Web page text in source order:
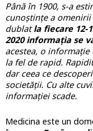
Până în 1900, s-a
cunoștințe a omenirii
dublatla fiecare 12-
2020 informația se
acestea, o
la fel de rapid.
dar ceea ce
societății. Cu alte
informației scade.
Medicina este un